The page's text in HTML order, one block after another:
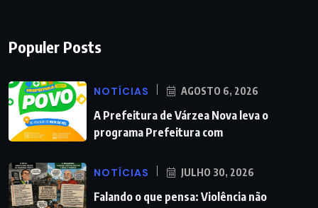
Populer Posts
NOTÍCIAS AGOSTO 6, 2026
A Prefeitura de Várzea Nova leva o
programa Prefeitura com
NOTÍCIAS JULHO 30, 2026
Falando o que pensa: Violência não